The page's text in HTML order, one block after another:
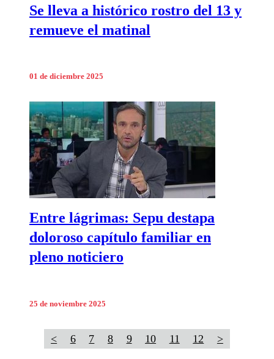
Se lleva a histórico rostro del 13 y
remueve el matinal
01 de diciembre 2025
Entre lágrimas: Sepu destapa
doloroso capítulo familiar en
pleno noticiero
25 de noviembre 2025
< 6 7 8 9 10 11 12 >